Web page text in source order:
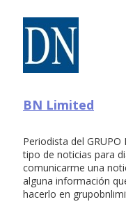
BN Limited
Periodista del
tipo de noticias para
comunicarme una
alguna información
hacerlo en